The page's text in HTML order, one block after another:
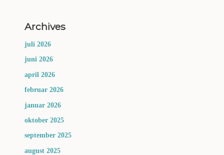
Archives
juli 2026
juni 2026
april 2026
februar 2026
januar 2026
oktober 2025
september 2025
august 2025